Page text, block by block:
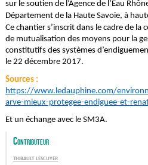
sur le soutien de l’Agence de l’Eau
Département de la Haute Savoie, à
Ce chantier s’inscrit dans le cadre de
de mutualisation des moyens pour la
constitutifs des systèmes
le 22 décembre 2017.
Sources :
https://www.ledauphine.com/
arve-mieux-protegee-endiguee-et-
Et un échange avec le SM3A.
Contributeur
thibault lescuyer